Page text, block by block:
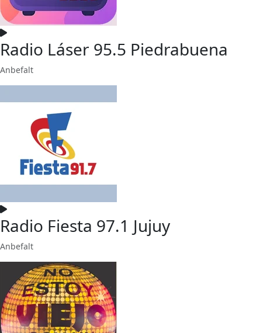
Radio Láser 95.5 Piedrabuena
Anbefalt
Radio Fiesta 97.1 Jujuy
Anbefalt